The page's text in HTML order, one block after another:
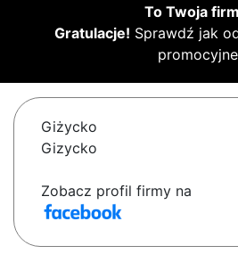
To Twoja
Gratulacje! Sprawdź jak
Giżycko
Gizycko
Zobacz profil firmy na